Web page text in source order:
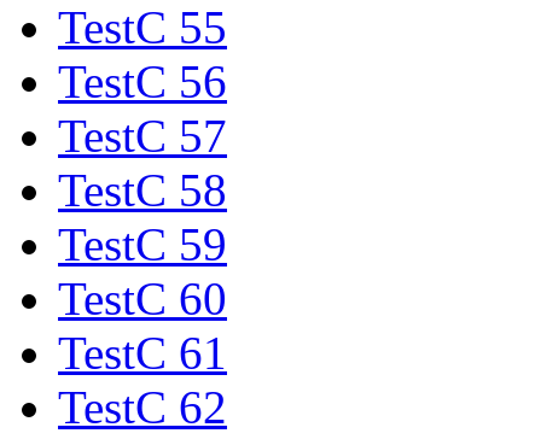
TestC 55
TestC 56
TestC 57
TestC 58
TestC 59
TestC 60
TestC 61
TestC 62